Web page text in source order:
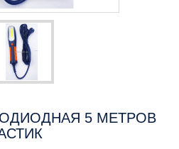
5 МЕТРОВ